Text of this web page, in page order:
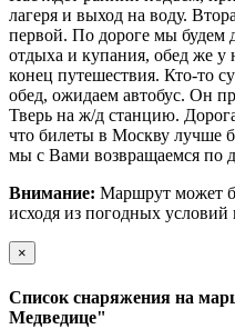
лагеря и выход на воду.
первой. По дороге мы будем
отдыха и купания, обед же
конец путешествия. Кто-то
обед, ожидаем автобус. Он
Тверь на ж/д станцию.
что билеты в Москву лучше
мы с Вами возвращаемся по
Внимание: Маршрут может
исходя из погодных
×
Список снаряжения на
Медведице"